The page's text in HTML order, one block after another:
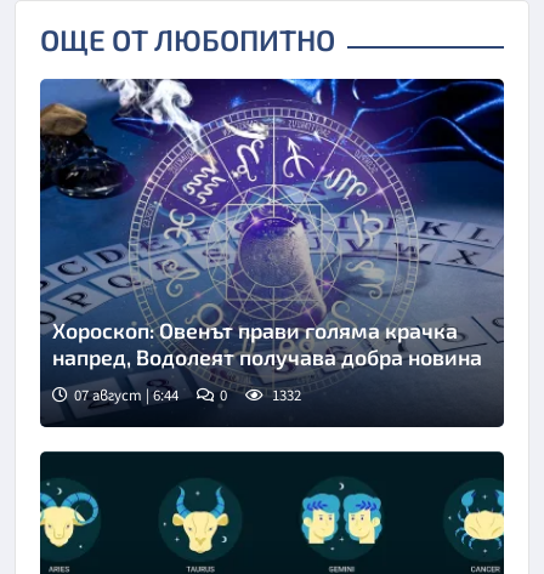
ОЩЕ ОТ ЛЮБОПИТНО
Хороскоп: Овенът прави голяма крачка
напред, Водолеят получава добра новина
07 август | 6:44 0 1332